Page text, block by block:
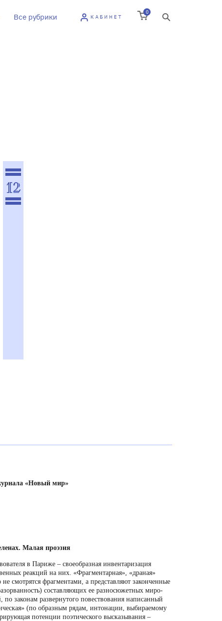
Все рубрики КАБИНЕТ
0
12
«Новый мир»
Малая проэзия
в Париже – своеобразная инвентаризация
реакций на них. «Фрагментарная», «драная»
смотрятся фрагментами, а представляют законченные
составляющих ее разносюжетных миро-
по законам развернутого повествования написанный
(по образным рядам, интонации, выбираемому
потенции поэтического высказывания –